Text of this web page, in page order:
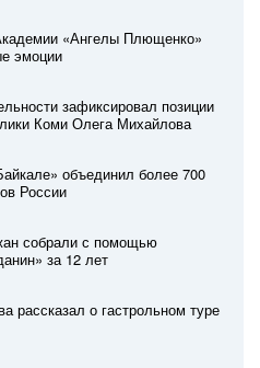
«Ангелы Плющенко»
эмоции
зафиксировал позиции
Коми Олега Михайлова
объединил более 700
России
собрали с помощью
за 12 лет
рассказал о гастрольном туре